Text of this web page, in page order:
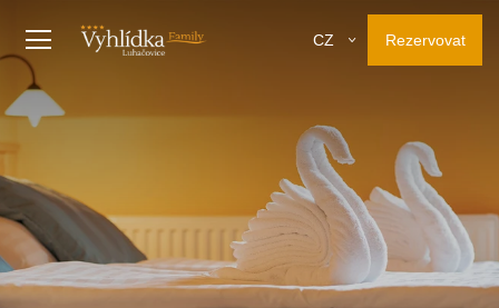
CZ Rezervovat